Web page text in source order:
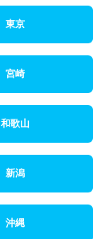
東京
宮崎
和歌山
新潟
沖縄